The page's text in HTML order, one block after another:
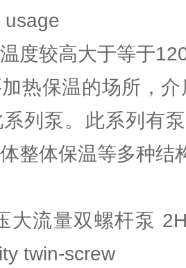
usage
度较高大于等于
热保温的场所，
列泵。此系列有
整体保温等多种结
大流量双螺杆泵
twin-screw